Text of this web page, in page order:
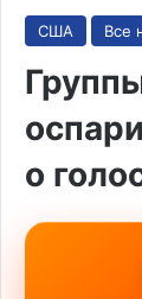
США Все
о